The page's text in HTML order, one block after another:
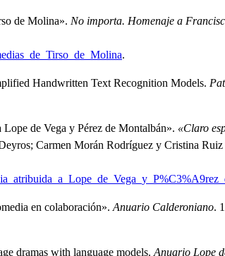
de Molina». No importa. Homenaje a
.
Handwritten Text Recognition Models.
de Vega y Pérez de Montalbán». «Claro
Carmen Morán Rodríguez y Cristina
en colaboración». Anuario Calderoniano.
dramas with language models. Anuario Lope